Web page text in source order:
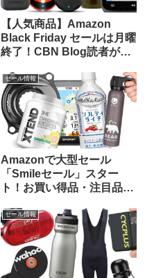
【人気商品】Amazon
Black Friday セールは月曜
終了！CBN Blog読者が買
します
セール情報
Amazonで大型セール
「Smileセール」スター
ト！お買い得品・注目品を
プしてご紹介します
セール情報